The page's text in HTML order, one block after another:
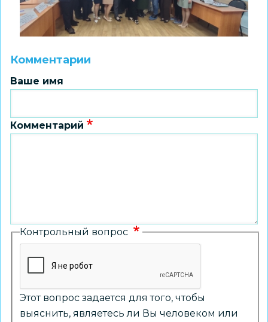
Комментарии
Ваше имя
Комментарий
Контрольный вопрос
Этот вопрос задается для того, чтобы
выяснить, являетесь ли Вы человеком или